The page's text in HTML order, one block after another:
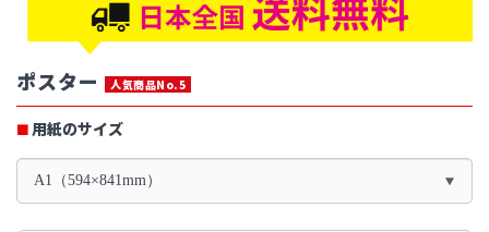
ポスター 人気商品No.5
用紙のサイズ
A1（594×841mm）